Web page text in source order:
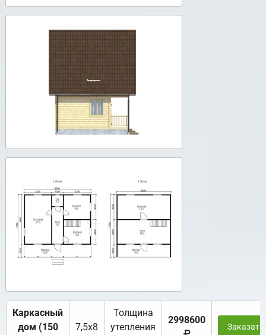
Каркасный
дом (150
7,5х8
Толщина
утепления
2998600
Заказать